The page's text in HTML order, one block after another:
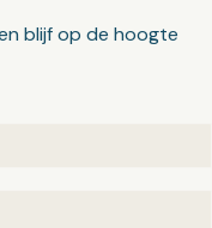
blijf op de hoogte